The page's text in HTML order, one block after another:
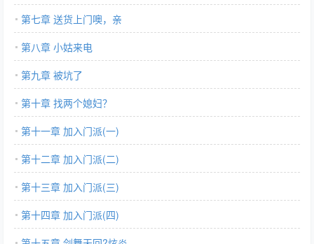
第七章 送货上门噢，亲
第八章 小姑来电
第九章 被坑了
第十章 找两个媳妇？
第十一章 加入门派(一)
第十二章 加入门派(二)
第十三章 加入门派(三)
第十四章 加入门派(四)